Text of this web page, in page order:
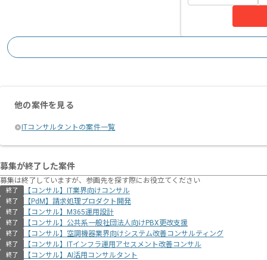
他の案件を見る
ITコンサルタントの案件一覧
募集が終了した案件
募集は終了していますが、参画先を探す際にお役立てください
終了 【コンサル】IT業界向けコンサル
終了 【PdM】請求処理プロダクト開発
終了 【コンサル】M365運用設計
終了 【コンサル】公共系一般社団法人向けPBX更改支援
終了 【コンサル】空調機器業界向けシステム改善コンサルティング
終了 【コンサル】ITインフラ運用アセスメント改善コンサル
終了 【コンサル】AI活用コンサルタント